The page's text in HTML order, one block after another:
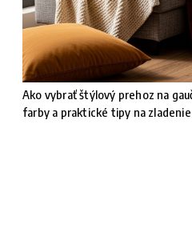
Ako vybrať štýlový prehoz na
farby a praktické tipy na